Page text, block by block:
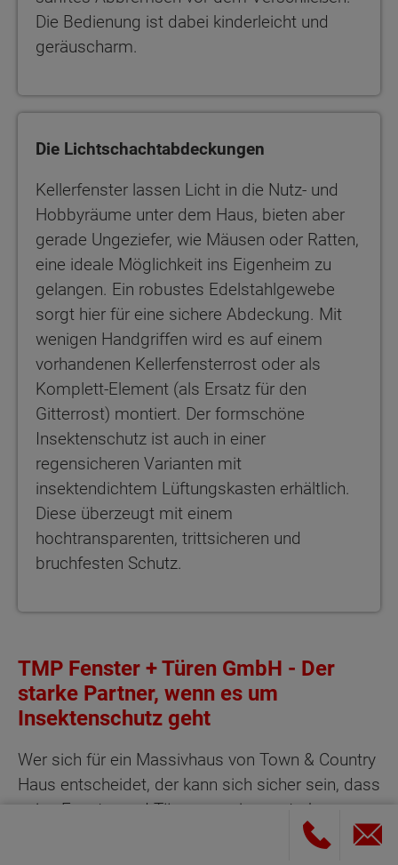
Die Bedienung ist dabei kinderleicht und
geräuscharm.
Die Lichtschachtabdeckungen
Kellerfenster lassen Licht in die Nutz- und
Hobbyräume unter dem Haus, bieten aber
gerade Ungeziefer, wie Mäusen oder Ratten,
eine ideale Möglichkeit ins Eigenheim zu
gelangen. Ein robustes Edelstahlgewebe
sorgt hier für eine sichere Abdeckung. Mit
wenigen Handgriffen wird es auf einem
vorhandenen Kellerfensterrost oder als
Komplett-Element (als Ersatz für den
Gitterrost) montiert. Der formschöne
Insektenschutz ist auch in einer
regensicheren Varianten mit
insektendichtem Lüftungskasten erhältlich.
Diese überzeugt mit einem
hochtransparenten, trittsicheren und
bruchfesten Schutz.
TMP Fenster + Türen GmbH - Der
starke Partner, wenn es um
Insektenschutz geht
Wer sich für ein Massivhaus von Town & Country
Haus entscheidet, der kann sich sicher sein, dass
seine Fenster und Türen von einem starken
Industriepartner angefertigt werden: TMP Fenster